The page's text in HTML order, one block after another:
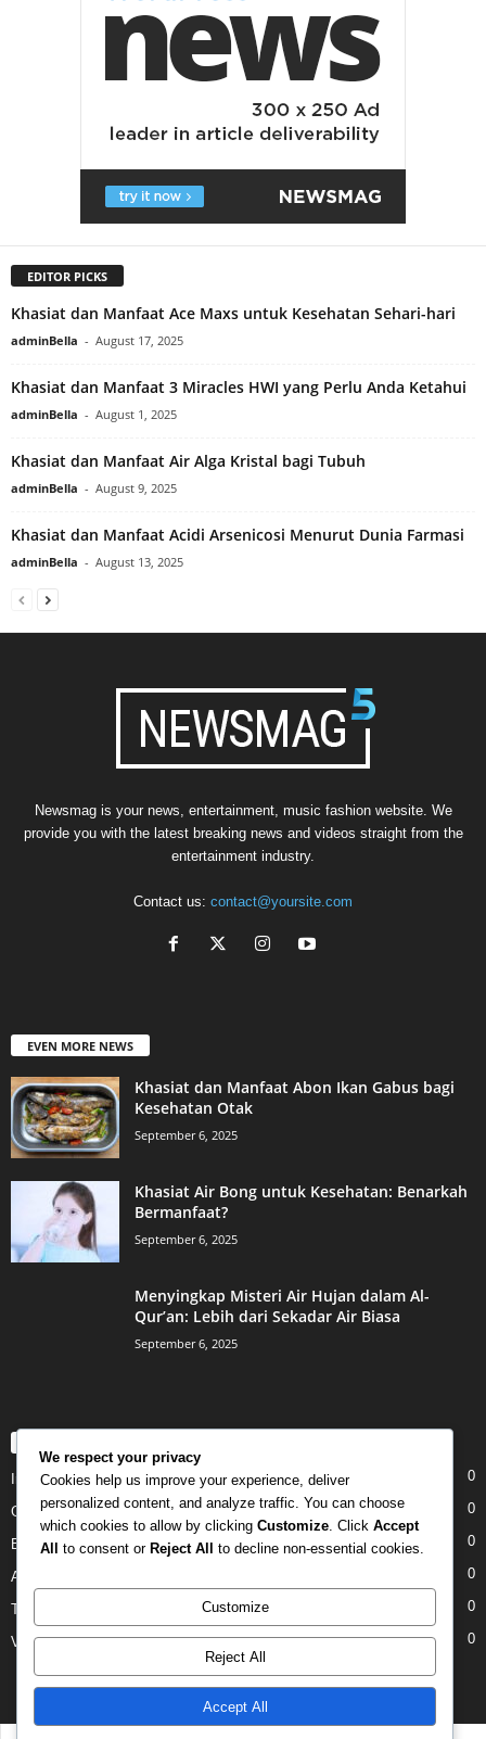
EDITOR PICKS
Khasiat dan Manfaat Ace Maxs untuk Kesehatan Sehari-hari
adminBella - August 17, 2025
Khasiat dan Manfaat 3 Miracles HWI yang Perlu Anda Ketahui
adminBella - August 1, 2025
Khasiat dan Manfaat Air Alga Kristal bagi Tubuh
adminBella - August 9, 2025
Khasiat dan Manfaat Acidi Arsenicosi Menurut Dunia Farmasi
adminBella - August 13, 2025
Newsmag is your news, entertainment, music fashion website. We
provide you with the latest breaking news and videos straight from the
entertainment industry.
Contact us: contact@yoursite.com
EVEN MORE NEWS
Khasiat dan Manfaat Abon Ikan Gabus bagi
Kesehatan Otak
September 6, 2025
Khasiat Air Bong untuk Kesehatan: Benarkah
Bermanfaat?
September 6, 2025
Menyingkap Misteri Air Hujan dalam Al-
Qur’an: Lebih dari Sekadar Air Biasa
September 6, 2025
Internet 0
Gadgets 0
Entertainment 0
Apple 0
Tech 0
Video 0
We respect your privacy
Cookies help us improve your experience, deliver
personalized content, and analyze traffic. You can choose
which cookies to allow by clicking Customize . Click Accept
All to consent or Reject All to decline non-essential cookies.
Customize
Reject All
Accept All